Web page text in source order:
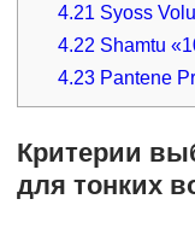
4.21 Syoss
4.22 Shamtu
4.23 Pantene
Критерии
для тонких